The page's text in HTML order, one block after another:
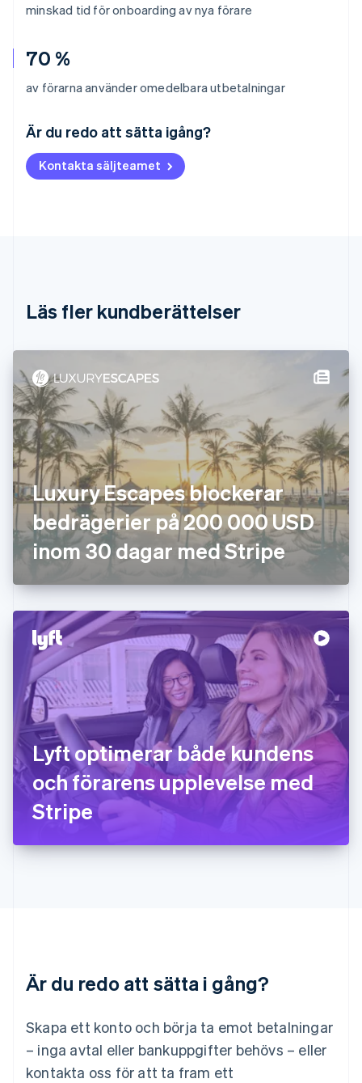
minskad tid för onboarding av nya förare
70 %
av förarna använder omedelbara utbetalningar
Är du redo att sätta igång?
Kontakta säljteamet
Läs fler kundberättelser
Luxury Escapes blockerar
bedrägerier på 200 000 USD
inom 30 dagar med Stripe
Lyft optimerar både kundens
och förarens upplevelse med
Stripe
Är du redo att sätta i gång?
Skapa ett konto och börja ta emot betalningar
– inga avtal eller bankuppgifter behövs – eller
kontakta oss för att ta fram ett
Belgien
NederlandsFrançaisDeutsch
Brasilien
PortuguêsEnglish
English
English Svenska
Frankrike
Français English
Förenade Arabemiraten
English
Gibraltar
English
Grekland
English
Hongkong SAR, Kina
English 简体中文
Indien
Irland
English
Italien
ItalianoEnglish
Japan
日本語
Kanada
EnglishFrançais
Kroatien
English Italiano
Lettland
English
Liechtenstein
Deutsch English
Litauen
Luxemburg
Nederländerna
Norge
English
Nya Zeeland
English